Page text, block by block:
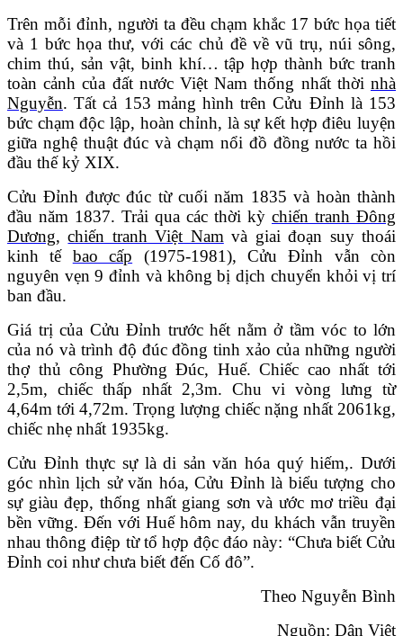
Trên mỗi đỉnh, người ta đều chạm khắc 17 bức họa tiết
và 1 bức họa thư, với các chủ đề về vũ trụ, núi sông,
chim thú, sản vật, binh khí… tập hợp thành bức tranh
toàn cảnh của đất nước Việt Nam thống nhất thời nhà
Nguyễn. Tất cả 153 mảng hình trên Cửu Đỉnh là 153
bức chạm độc lập, hoàn chỉnh, là sự kết hợp điêu luyện
giữa nghệ thuật đúc và chạm nổi đồ đồng nước ta hồi
đầu thế kỷ XIX.
Cửu Đỉnh được đúc từ cuối năm 1835 và hoàn thành
đầu năm 1837. Trải qua các thời kỳ chiến tranh Đông
Dương,chiến tranh Việt Nam và giai đoạn suy thoái
kinh tế bao cấp (1975-1981), Cửu Đỉnh vẫn còn
nguyên vẹn 9 đỉnh và không bị dịch chuyển khỏi vị trí
ban đầu.
Giá trị của Cửu Đỉnh trước hết nằm ở tầm vóc to lớn
của nó và trình độ đúc đồng tinh xảo của những người
thợ thủ công Phường Đúc, Huế. Chiếc cao nhất tới
2,5m, chiếc thấp nhất 2,3m. Chu vi vòng lưng từ
4,64m tới 4,72m. Trọng lượng chiếc nặng nhất 2061kg,
chiếc nhẹ nhất 1935kg.
Cửu Đỉnh thực sự là di sản văn hóa quý hiếm,. Dưới
góc nhìn lịch sử văn hóa, Cửu Đỉnh là biểu tượng cho
sự giàu đẹp, thống nhất giang sơn và ước mơ triều đại
bền vững. Đến với Huế hôm nay, du khách vẫn truyền
nhau thông điệp từ tổ hợp độc đáo này: “Chưa biết Cửu
Đỉnh coi như chưa biết đến Cố đô”.
Theo Nguyễn Bình
Nguồn: Dân Việt